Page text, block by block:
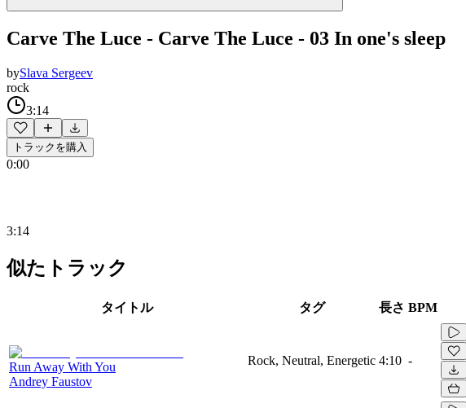
Carve The Luce - Carve The Luce - 03 In one's sleep
bySlava Sergeev
rock
3:14
トラックを購入
0:00
3:14
似たトラック
タイトル タグ 長さ BPM
Run Away With You
Andrey Faustov
Rock, Neutral, Energetic 4:10 -